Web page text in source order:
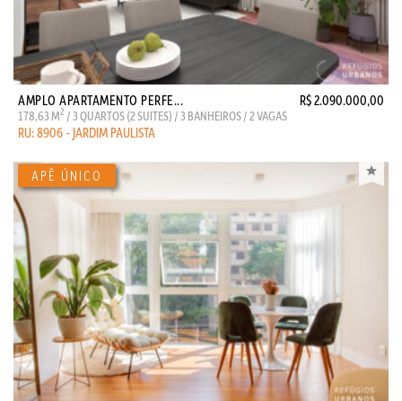
AMPLO APARTAMENTO PERFE... R$ 2.090.000,00
178,63 M2 / 3 QUARTOS (2 SUITES) / 3 BANHEIROS / 2 VAGAS
RU: 8906 - JARDIM PAULISTA